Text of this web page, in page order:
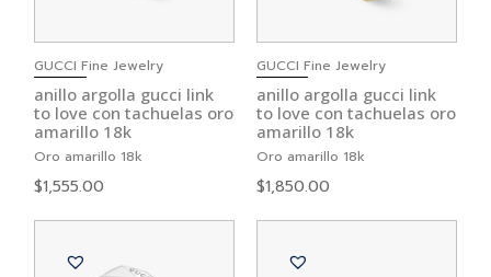
GUCCI Fine Jewelry
anillo argolla gucci link
to love con tachuelas oro
amarillo 18k
Oro amarillo 18k
$1,555.00
GUCCI Fine Jewelry
anillo argolla gucci link
to love con tachuelas oro
amarillo 18k
Oro amarillo 18k
$1,850.00